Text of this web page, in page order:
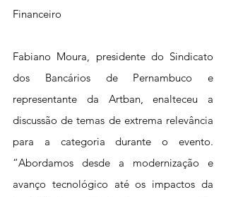
Financeiro
Fabiano Moura, presidente do Sindicato
dos Bancários de Pernambuco e
representante da Artban, enalteceu a
discussão de temas de extrema relevância
para a categoria durante o evento.
“Abordamos desde a modernização e
avanço tecnológico até os impactos da